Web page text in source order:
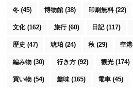
冬 (45) 博物館 (38) 印刷無料(22)
文化(162) 旅行 (60) 日記(117)
歴史 (47) 琥珀 (24) 秋 (29) 空港
編み物 (30) 行き方 (92) 観光 (174)
買い物 (54) 趣味(165) 電車 (45)